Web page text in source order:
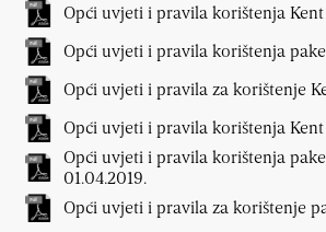
Opći uvjeti i pravila korištenja Kent
Opći uvjeti i pravila korištenja
Opći uvjeti i pravila za korištenje
Opći uvjeti i pravila korištenja Kent
Opći uvjeti i pravila korištenja
01.04.2019.
Opći uvjeti i pravila za korištenje